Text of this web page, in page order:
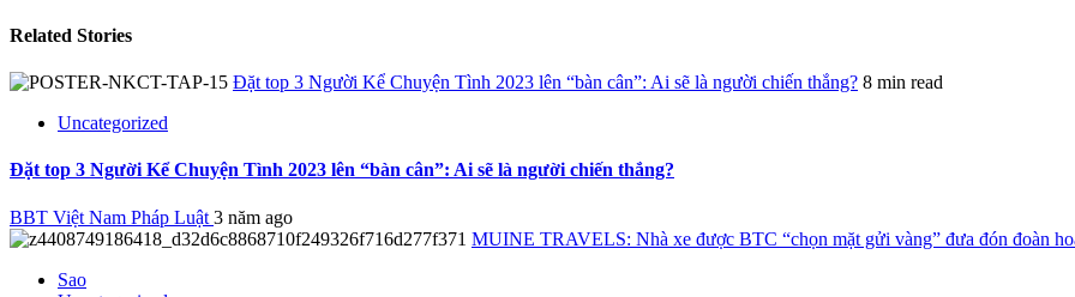
Related Stories
Đặt top 3 Người Kể Chuyện Tình 2023 lên “bàn cân”: Ai sẽ là người chiến thắng? 8 min read
Uncategorized
Đặt top 3 Người Kể Chuyện Tình 2023 lên “bàn cân”: Ai sẽ là người chiến thắng?
BBT Việt Nam Pháp Luật 3 năm ago
MUINE TRAVELS: Nhà xe được BTC “chọn mặt gửi vàng” đưa đón đoàn
Sao